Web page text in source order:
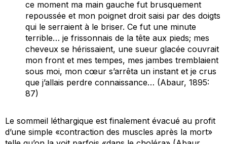
ce moment ma main gauche fut brusquement
repoussée et mon poignet droit saisi par des doigts
qui le serraient à le briser. Ce fut une minute
terrible… je frissonnais de la tête aux pieds; mes
cheveux se hérissaient, une sueur glacée couvrait
mon front et mes tempes, mes jambes tremblaient
sous moi, mon cœur s’arrêta un instant et je crus
que j’allais perdre connaissance… (Abaur, 1895:
87)
Le sommeil léthargique est finalement évacué au profit
d’une simple «contraction des muscles après la mort»